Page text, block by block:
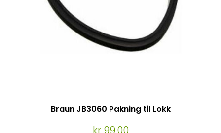
Braun JB3060 Pakning til Lokk
kr 99,00